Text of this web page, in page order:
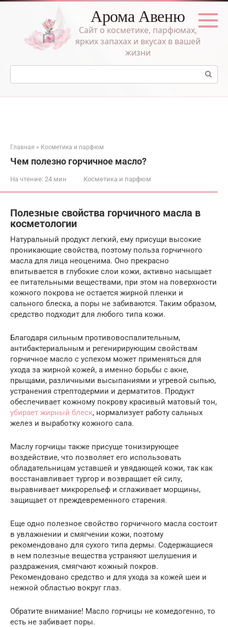
Перейти
Арома Авеню
Сайт о косметике, парфюмах,
ярких запахах и вкусах в вашей
жизни
Поиск:
Главная » Косметика и парфюм
Чем полезно горчичное масло?
На чтение: 24 мин Косметика и парфюм
Полезные свойства горчичного масла в
косметологии
Натуральный продукт легкий, ему присущи высокие
проникающие свойства, поэтому польза горчичного
масла для лица неоценима. Оно прекрасно
впитывается в глубокие слои кожи, активно насыщает
ее питательными веществами, при этом на поверхности
кожного покрова не остается жирной пленки и
сального блеска, а поры не забиваются. Таким образом,
средство подходит для любого типа кожи.
Благодаря сильным противовоспалительным,
антибактериальным и регенирирующим свойствам
горчичное масло с успехом может применяться для
ухода за жирной кожей, а именно борьбы с акне,
прыщами, различными высыпаниями и угревой сыпью,
устранения стрептодермии и дерматитов. Продукт
обеспечивает кожному покрову красивый матовый тон,
убирает жирный блеск, нормализует работу сальных
желез и выработку кожного сала.
Маслу горчицы также присуще тонизирующее
воздействие, что позволяет его использовать
обладательницам уставшей и увядающей кожи, так как
восстанавливает тургор и возвращает ей силу,
выравнивает микрорельеф и сглаживает морщины,
защищает от преждевременного старения.
Еще одно полезное свойство горчичного масла состоит
в увлажнении и смягчении кожи, поэтому
рекомендовано для сухого типа дермы. Содержащиеся
в нем полезные вещества устраняют шелушения и
раздражения, смягчают кожный покров.
Рекомендовано средство и для ухода за кожей шеи и
нежной областью вокруг глаз.
Обратите внимание! Масло горчицы не комедогенно, то
есть не забивает поры.